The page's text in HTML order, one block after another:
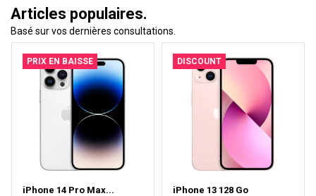
Articles populaires.
Basé sur vos dernières consultations.
PRIX EN BAISSE
iPhone 14 Pro Max...
DISCOUNT
iPhone 13 128 Go